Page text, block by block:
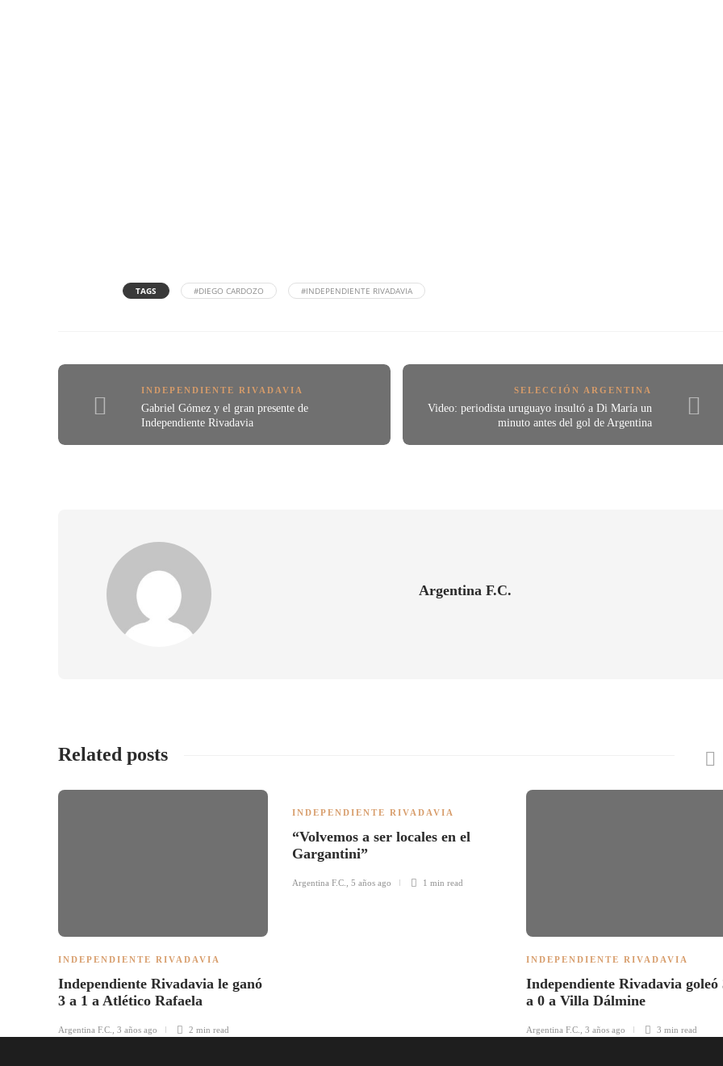
TAGS #DIEGO CARDOZO #INDEPENDIENTE RIVADAVIA
INDEPENDIENTE RIVADAVIA
Gabriel Gómez y el gran presente de
Independiente Rivadavia
SELECCIÓN ARGENTINA
Video: periodista uruguayo insultó a Di María un
minuto antes del gol de Argentina
Argentina F.C.
Related posts
INDEPENDIENTE RIVADAVIA
Independiente Rivadavia le ganó
3 a 1 a Atlético Rafaela
Argentina F.C. 3 años ago 2 min read
INDEPENDIENTE RIVADAVIA
“Volvemos a ser locales en el
Gargantini”
Argentina F.C. 5 años ago 1 min read
INDEPENDIENTE RIVADAVIA
Independiente Rivadavia goleó
a 0 a Villa Dálmine
Argentina F.C. 3 años ago 3 min read